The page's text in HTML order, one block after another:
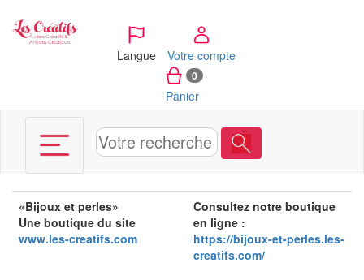
Langue Votre compte
0
Panier
«Bijoux et perles»
Une boutique du site
www.les-creatifs.com
Consultez notre boutique
en ligne :
https://bijoux-et-perles.les-
creatifs.com/